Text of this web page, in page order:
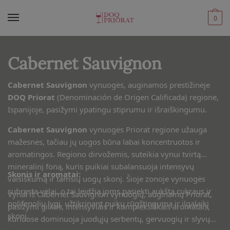
0
Cabernet Sauvignon
Cabernet Sauvignon vynuogės, auginamos prestižinėje
DOQ Priorat (Denominación de Origen Calificada) regione,
Ispanijoje, pasižymi ypatingu stiprumu ir išraiškingumu.
Cabernet Sauvignon vynuogės Priorat regione užauga
mažesnės, tačiau jų uogos būna labai koncentruotos ir
aromatingos. Regiono dirvožemis, suteikia vynui tvirtą
mineralinį foną, kuris puikiai subalansuoja intensyvų
vaisiškumą ir tamsių uogų skonį. Šioje zonoje vynuogės
subręsta vėlai, o tai leidžia joms pasiekti aukštą cukraus ir
polifenolių lygį, užtikrinant puikų rūgštingumą ir ilgalaikį
skonį.
Skonis ir aromatai:
Vynai iš Cabernet Sauvignon vynuogių, auginamų Priorat,
pasižymi giliais, intensyviais ir kompleksiškais aromatais,
kuriuose dominuoja juodųjų serbentų, gervuogių ir slyvų